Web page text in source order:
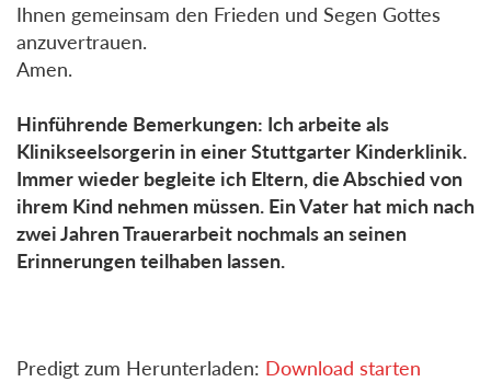
Ihnen gemeinsam den Frieden und Segen Gottes
anzuvertrauen.
Amen.
Hinführende Bemerkungen: Ich arbeite als
Klinikseelsorgerin in einer Stuttgarter Kinderklinik.
Immer wieder begleite ich Eltern, die Abschied von
ihrem Kind nehmen müssen. Ein Vater hat mich nach
zwei Jahren Trauerarbeit nochmals an seinen
Erinnerungen teilhaben lassen.
Predigt zum Herunterladen: Download starten